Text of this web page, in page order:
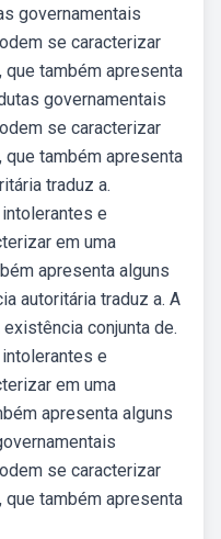
governamentais
se caracterizar
que também apresenta
governamentais
se caracterizar
que também apresenta
traduz a.
e
em uma
apresenta alguns
autoritária traduz a. A
conjunta de.
e
em uma
apresenta alguns
se caracterizar
que também apresenta